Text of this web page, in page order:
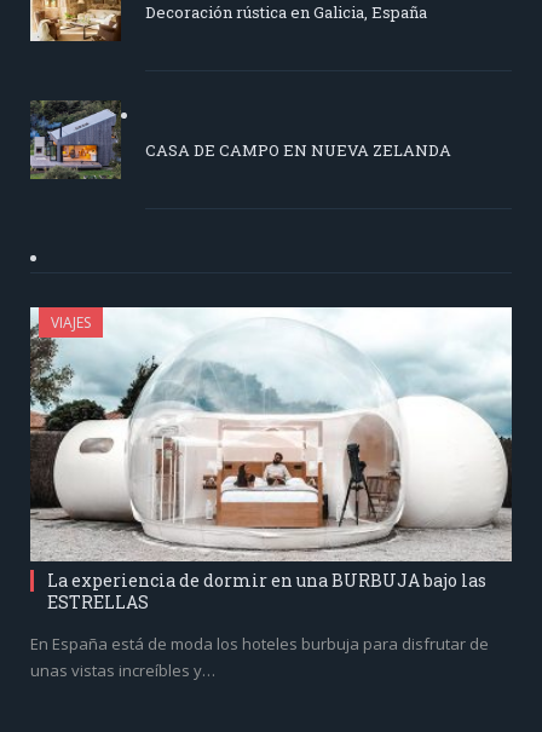
Decoración rústica en Galicia, España
CASA DE CAMPO EN NUEVA ZELANDA
VIAJES
La experiencia de dormir en una BURBUJA bajo las
ESTRELLAS
En España está de moda los hoteles burbuja para disfrutar de
unas vistas increíbles y…